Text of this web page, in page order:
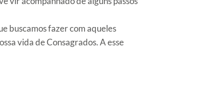
buscamos fazer com aqueles
vida de Consagrados. A esse